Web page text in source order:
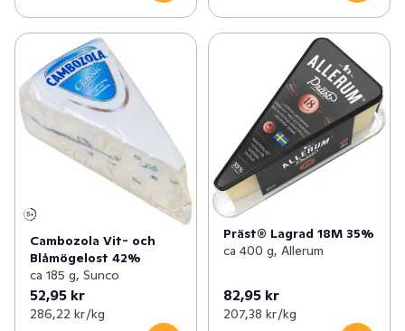
Cambozola Vit- och
Blåmögelost 42%
ca 185 g, Sunco
52,95 kr
286,22 kr /kg
Präst® Lagrad 18M 35%
ca 400 g, Allerum
82,95 kr
207,38 kr /kg